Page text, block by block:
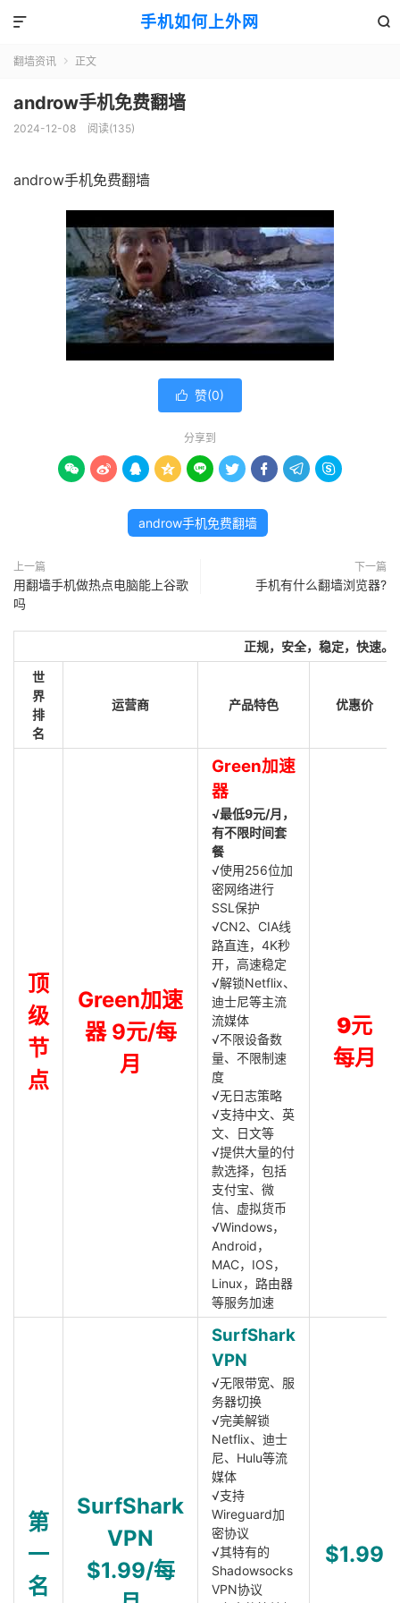
手机如何上外网 

翻墙资讯  正文
androw手机免费翻墙
2024-12-08 阅读(135)
androw手机免费翻墙
 赞(0)
分享到
        
androw手机免费翻墙
上一篇
用翻墙手机做热点电脑能上谷歌
吗
下一篇
手机有什么翻墙浏览器?
正规，安全，稳定，快速。
世
界
排
名
运营商 产品特色 优惠价
顶
级
节
点
Green加速
器 9元/每
月
Green加速
器
√最低9元/月，
有不限时间套
餐
√使用256位加
密网络进行
SSL保护
√CN2、CIA线
路直连，4K秒
开，高速稳定
√解锁Netflix、
迪士尼等主流
流媒体
√不限设备数
量、不限制速
度
√无日志策略
√支持中文、英
文、日文等
√提供大量的付
款选择，包括
支付宝、微
信、虚拟货币
√Windows，
Android，
MAC，IOS，
Linux，路由器
等服务加速
9元
每月
第
一
名
SurfShark
VPN
$1.99/每
SurfShark
VPN
√无限带宽、服
务器切换
√完美解锁
Netflix、迪士
尼、Hulu等流
媒体
√支持
Wireguard加
密协议
√其特有的
Shadowsocks
VPN协议
$1.99